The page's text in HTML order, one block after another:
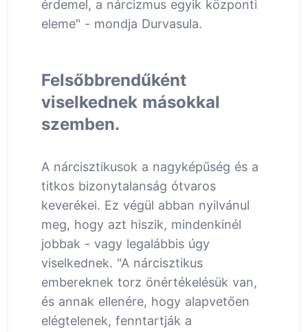
érdemel, a nárcizmus egyik központi
eleme" - mondja Durvasula.
Felsőbbrendűként
viselkednek másokkal
szemben.
A nárcisztikusok a nagyképűség és a
titkos bizonytalanság ótvaros
keverékei. Ez végül abban nyilvánul
meg, hogy azt hiszik, mindenkinél
jobbak - vagy legalábbis úgy
viselkednek. "A nárcisztikus
embereknek torz önértékelésük van,
és annak ellenére, hogy alapvetően
elégtelenek, fenntartják a